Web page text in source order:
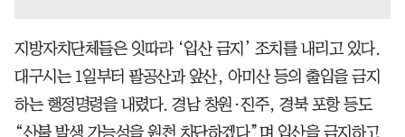
지방자치단체들은 잇따라 ‘입산 금지’ 조치를 내리고 있다.
대구시는 1일부터 팔공산과 앞산, 아미산 등의 출입을 금지
하는 행정명령을 내렸다. 경남 창원·진주, 경북 포항 등도
“산불 발생 가능성을 원천 차단하겠다”며 입산을 금지하고